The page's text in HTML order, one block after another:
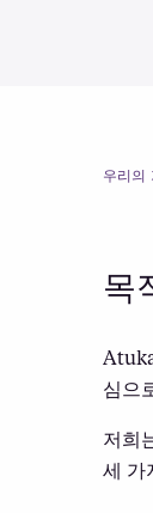
우리의
목
심으
저희
세 가